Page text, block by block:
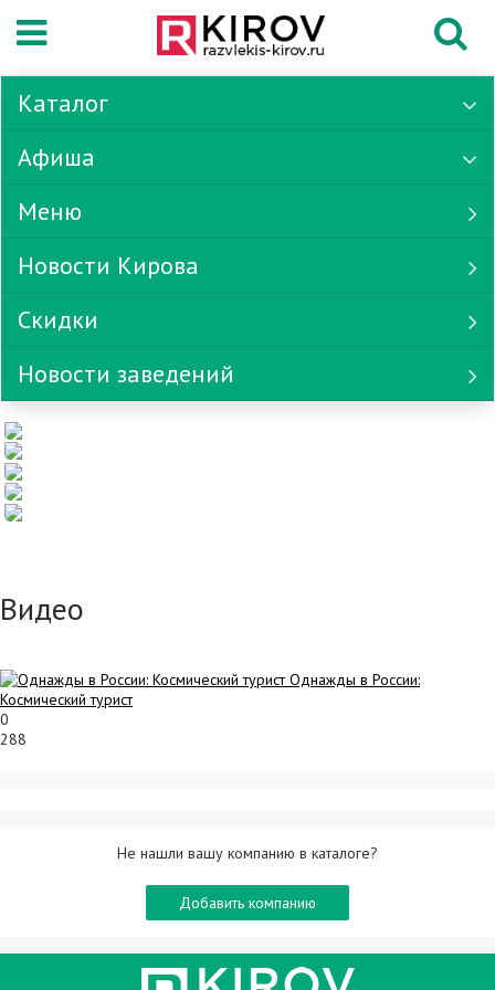
Каталог
Афиша
Меню
Новости Кирова
Скидки
Новости заведений
Видео
Однажды в России:
Космический турист
0
288
Не нашли вашу компанию в каталоге?
Добавить компанию